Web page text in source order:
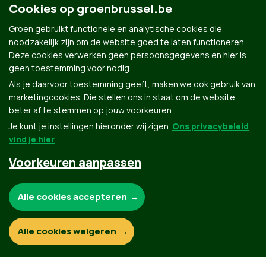
Groen.be
© Copyright Groen 2026 | Gemaakt metNationBuilder| Gebouwd door Tectonica
Contact
Cookies op groenbrussel.be
Groen gebruikt functionele en analytische cookies die
noodzakelijk zijn om de website goed te laten functioneren.
Deze cookies verwerken geen persoonsgegevens en hier is
geen toestemming voor nodig.
Als je daarvoor toestemming geeft, maken we ook gebruik van
marketingcookies. Die stellen ons in staat om de website
beter af te stemmen op jouw voorkeuren.
Je kunt je instellingen hieronder wijzigen. Ons privacybeleid
vind je hier.
Voorkeuren aanpassen
Functionele en analytische cookies:
Alle cookies accepteren
Alle cookies weigeren